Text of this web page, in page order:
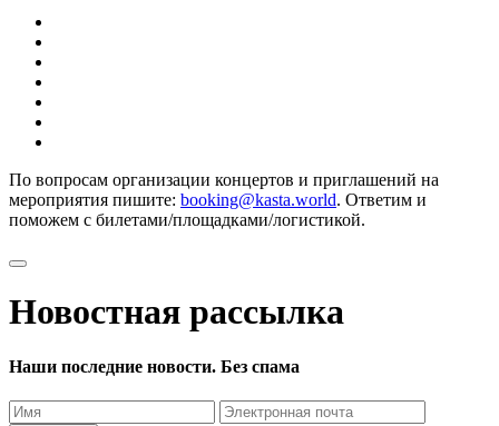
По вопросам организации концертов и приглашений на
мероприятия пишите: booking@kasta.world. Ответим и
поможем с билетами/площадками/логистикой.
Новостная рассылка
Наши последние новости. Без спама